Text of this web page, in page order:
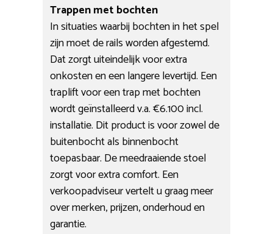
Trappen met bochten
In situaties waarbij bochten in het spel
zijn moet de rails worden afgestemd.
Dat zorgt uiteindelijk voor extra
onkosten en een langere levertijd. Een
traplift voor een trap met bochten
wordt geïnstalleerd v.a. €6.100 incl.
installatie. Dit product is voor zowel de
buitenbocht als binnenbocht
toepasbaar. De meedraaiende stoel
zorgt voor extra comfort. Een
verkoopadviseur vertelt u graag meer
over merken, prijzen, onderhoud en
garantie.